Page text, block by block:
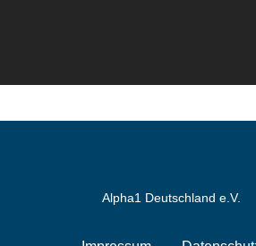
Alpha1 Deutschland e.V.